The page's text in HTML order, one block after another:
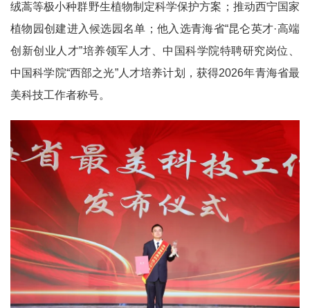
绒蒿等极小种群野生植物制定科学保护方案；推动西宁国家
植物园创建进入候选园名单；他入选青海省“昆仑英才·高端
创新创业人才”培养领军人才、中国科学院特聘研究岗位、
中国科学院“西部之光”人才培养计划，获得2026年青海省最
美科技工作者称号。